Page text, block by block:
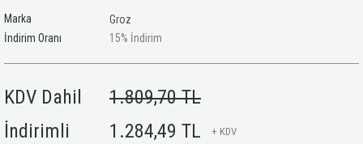
Marka
Groz
İndirim Oranı
%
15 İndirim
KDV Dahil
1.809,70 TL
İndirimli
1.284,49 TL + KDV